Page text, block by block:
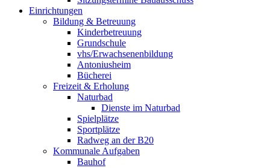
Einrichtungen
Bildung & Betreuung
Kinderbetreuung
Grundschule
vhs/Erwachsenenbildung
Antoniusheim
Bücherei
Freizeit & Erholung
Naturbad
Dienste im Naturbad
Spielplätze
Sportplätze
Radweg an der B20
Kommunale Aufgaben
Bauhof